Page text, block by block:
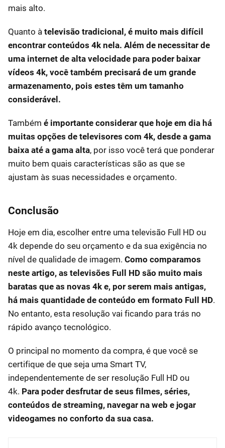
mais alto.
Quanto à televisão tradicional, é muito mais difícil
encontrar conteúdos 4k nela. Além de necessitar de
uma internet de alta velocidade para poder baixar
vídeos 4k, você também precisará de um grande
armazenamento, pois estes têm um tamanho
considerável.
Também é importante considerar que hoje em dia há
muitas opções de televisores com 4k, desde a gama
baixa até a gama alta, por isso você terá que ponderar
muito bem quais características são as que se
ajustam às suas necessidades e orçamento.
Conclusão
Hoje em dia, escolher entre uma televisão Full HD ou
4k depende do seu orçamento e da sua exigência no
nível de qualidade de imagem. Como comparamos
neste artigo, as televisões Full HD são muito mais
baratas que as novas 4k e, por serem mais antigas,
há mais quantidade de conteúdo em formato Full HD.
No entanto, esta resolução vai ficando para trás no
rápido avanço tecnológico.
O principal no momento da compra, é que você se
certifique de que seja uma Smart TV,
independentemente de ser resolução Full HD ou
4k. Para poder desfrutar de seus filmes, séries,
conteúdos de streaming, navegar na web e jogar
videogames no conforto da sua casa.